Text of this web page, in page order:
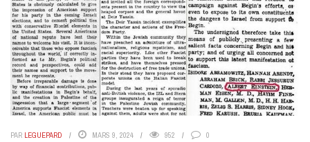
PAR LEGUEPARD MARS 9, 2024 952 0